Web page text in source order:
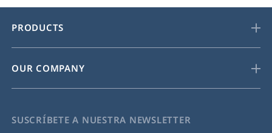
PRODUCTS
OUR COMPANY
SUSCRÍBETE A NUESTRA NEWSLETTER